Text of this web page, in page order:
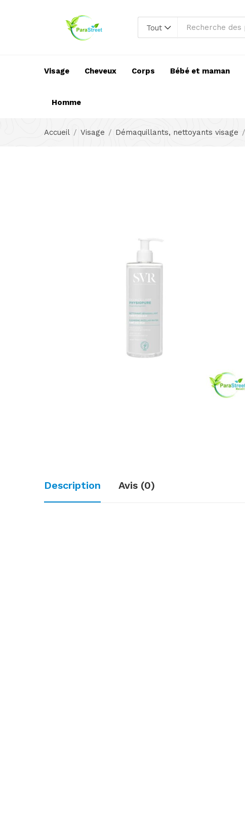
Tout
Visage Cheveux Corps Bébé et maman
Homme
Accueil Visage Démaquillants, nettoyants visage
Description Avis (0)